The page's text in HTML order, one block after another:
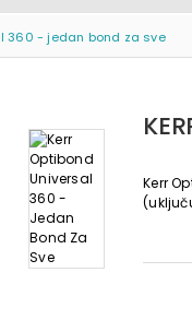
360 - jedan bond za sve
Kerr